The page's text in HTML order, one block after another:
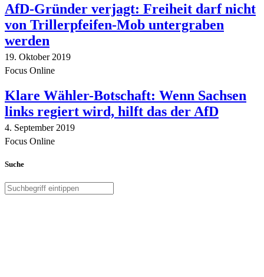
AfD-Gründer verjagt: Freiheit darf nicht
von Trillerpfeifen-Mob untergraben
werden
19. Oktober 2019
Focus Online
Klare Wähler-Botschaft: Wenn Sachsen
links regiert wird, hilft das der AfD
4. September 2019
Focus Online
Suche